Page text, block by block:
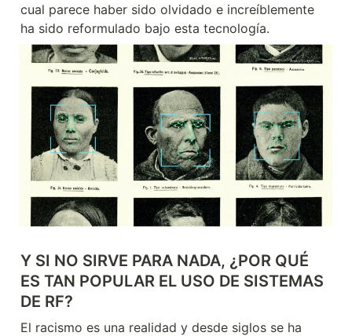
cual parece haber sido olvidado e increíblemente
ha sido reformulado bajo esta tecnología.
Y SI NO SIRVE PARA NADA, ¿POR QUÉ
ES TAN POPULAR EL USO DE SISTEMAS
DE RF?
El racismo es una realidad y desde siglos se ha